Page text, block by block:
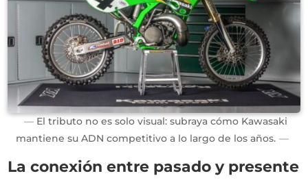
El tributo no es solo visual: subraya cómo Kawasaki
mantiene su ADN competitivo a lo largo de los años.
La conexión entre pasado y presente